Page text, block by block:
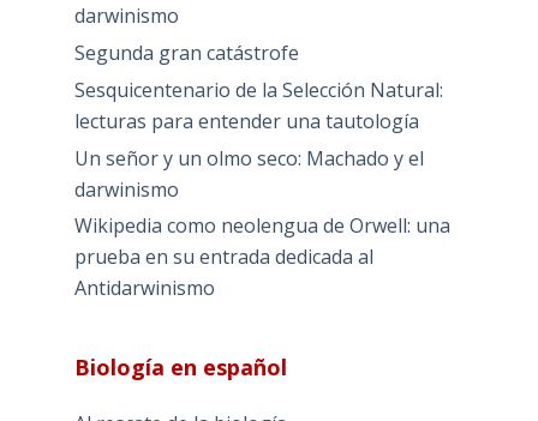
darwinismo
Segunda gran catástrofe
Sesquicentenario de la Selección Natural:
lecturas para entender una tautología
Un señor y un olmo seco: Machado y el
darwinismo
Wikipedia como neolengua de Orwell: una
prueba en su entrada dedicada al
Antidarwinismo
Biología en español